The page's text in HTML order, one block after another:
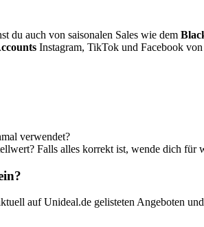
du auch von saisonalen Sales wie dem
Instagram, TikTok und Facebook
verwendet?
Falls alles korrekt ist, wende dich für
auf Unideal.de gelisteten Angeboten